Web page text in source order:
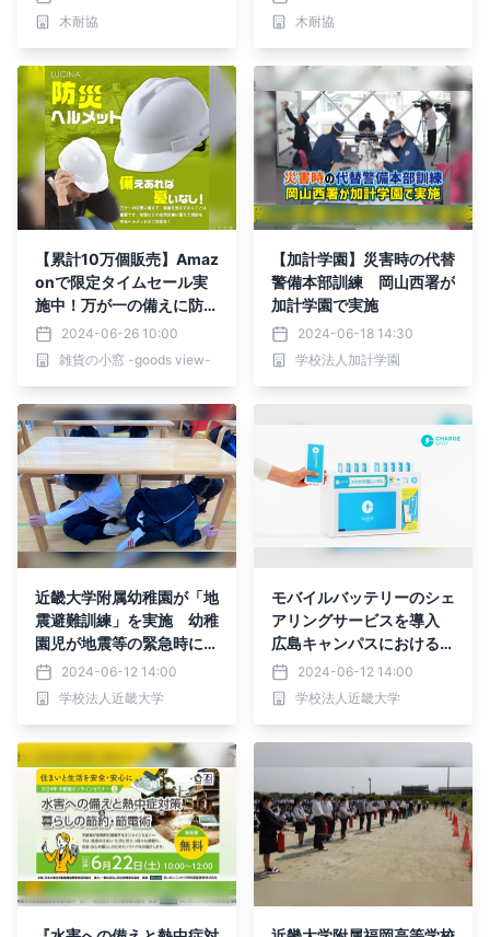
木耐協
を実施～
木耐協
【累計10万個販売】Amaz
onで限定タイムセール実
施中！万が一の備えに防災
ヘルメットをお得に手に入
れよう
2024-06-26 10:00
雑貨の小窓 -goods view-
【加計学園】災害時の代替
警備本部訓練 岡山西署が
加計学園で実施
2024-06-18 14:30
学校法人加計学園
近畿大学附属幼稚園が「地
震避難訓練」を実施 幼稚
園児が地震等の緊急時に備
えて身を守る行動を身につ
ける
2024-06-12 14:00
学校法人近畿大学
モバイルバッテリーのシェ
アリングサービスを導入
広島キャンパスにおける学
生の利便性向上と災害対策
強化を目指す
2024-06-12 14:00
学校法人近畿大学